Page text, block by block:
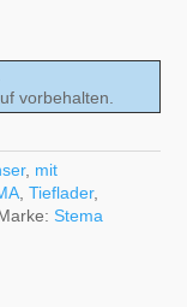
vorbehalten.
, mit
,Tieflader,
Stema